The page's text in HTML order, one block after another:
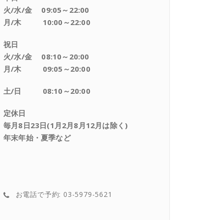
火/水/金 09:05～22:00
月/木 10:00～22:00
祝日
火/水/金 08:10～20:00
月/木 09:05～20:00
土/日 08:10～20:00
定休日
毎月8日23日(1月2月8月12月は除く)
年末年始・夏季など
お電話で予約: 03-5979-5621